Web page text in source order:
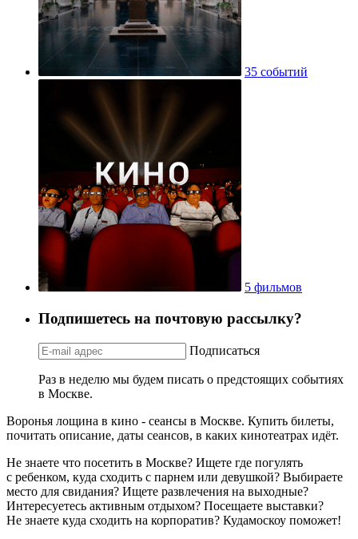
35 событий
5 фильмов
Подпишетесь на почтовую рассылку?
Подписаться
Раз в неделю мы будем писать о предстоящих событиях
в Москве.
Воронья лощина в кино - сеансы в Москве. Купить билеты,
почитать описание, даты сеансов, в каких кинотеатрах идёт.
Не знаете что посетить в Москве? Ищете где погулять
с ребенком, куда сходить с парнем или девушкой? Выбираете
место для свидания? Ищете развлечения на выходные?
Интересуетесь активным отдыхом? Посещаете выставки?
Не знаете куда сходить на корпоратив? Кудамоскоу поможет!